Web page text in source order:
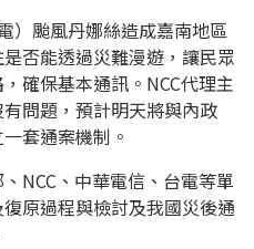
）颱風丹娜絲造成嘉南地區
否能透過災難漫遊，讓民眾
確保基本通訊。NCC代理主
問題，預計明天將與內政
套通案機制。
NCC、中華電信、台電等單
原過程與檢討及我國災後通